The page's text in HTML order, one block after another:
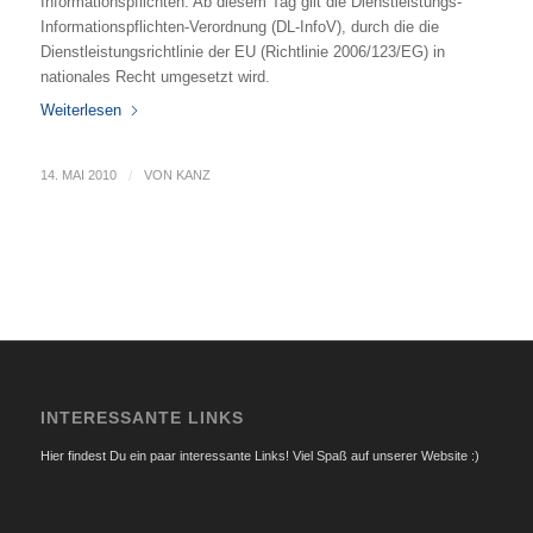
Informationspflichten-Verordnung (DL-InfoV), durch die die
Dienstleistungsrichtlinie der EU (Richtlinie 2006/123/EG) in
nationales Recht umgesetzt wird.
Weiterlesen
14. MAI 2010 / VON KANZ
INTERESSANTE LINKS
Hier findest Du ein paar interessante Links! Viel Spaß auf unserer Website :)